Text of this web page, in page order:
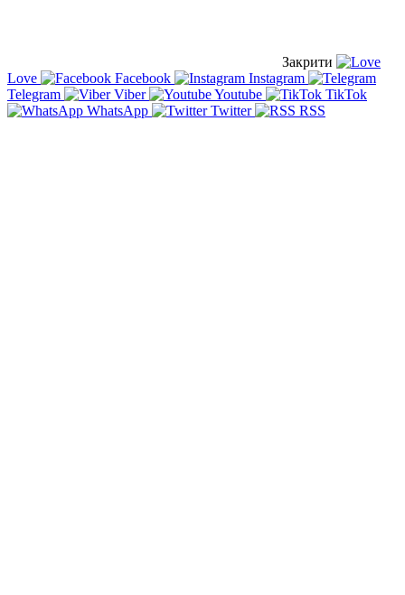
Закрити
Love
Facebook
Instagram
Telegram
Viber Youtube
TikTok
WhatsApp
Twitter RSS